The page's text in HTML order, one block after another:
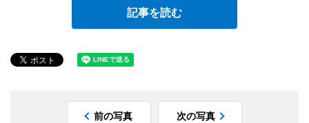
記事を読む
前の写真 次の写真